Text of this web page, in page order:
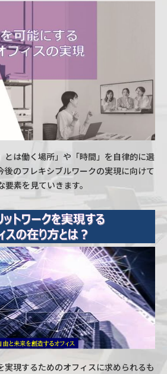
とは働く場所」や「時間」を自律的に選
後のフレキシブルワークの実現に向けて
要素を見ていきます。
実現するためのオフィスに求められるも